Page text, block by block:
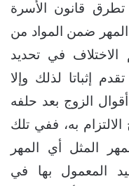
قانون الأسرة
ضمن المواد من
تم الاختلاف في تحديد
إثباتا لذلك وإلا
الزوج بعد حلفه
الالتزام به، ففي تلك
المثل أي المهر
المعمول بها في